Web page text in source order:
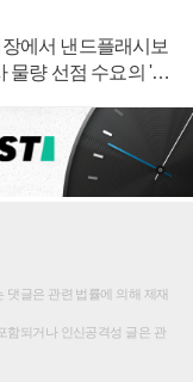
에서 낸드플래시보
물량 선점 수요의 '우
댓글은 관련 법률에 의해 제재
함되거나 인신공격성 글은 관